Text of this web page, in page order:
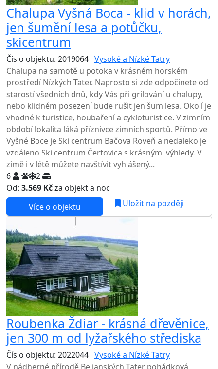
Chalupa Vyšná Boca - klid v horách,
jen šumění lesa a potůčku,
skicentrum
Číslo objektu: 2019064 Vysoké a Nízké Tatry
Chalupa na samotě u potoka v krásném horském
prostředí Nízkých Tater. Naprosto si zde odpočinete od
starostí všedních dnů, kdy Vás při grilování u chalupy,
nebo klidném posezení bude rušit jen šum lesa. Okolí je
vhodné k turistice, houbaření a cykloturistice. V zimním
období lokalita láká příznivce zimních sportů. Přímo ve
Vyšné Boce je Ski centrum Bačova Roveň a nedaleko je
vzdáleno Ski centrum Čertovica s krásnými výhledy. V
zimě i v létě můžete navštívit vyhlášený...
6
2
Od: 3.569 Kčza objekt a noc
Více o objektu
Uložit na později
Roubenka Ždiar - krásná dřevěnice,
jen 300 m od lyžařského střediska
Číslo objektu: 2022044 Vysoké a Nízké Tatry
V nádherné přírodě Belianských Tater pohádková